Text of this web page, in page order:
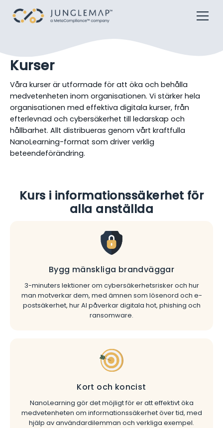
Kurser
Våra kurser är utformade för att öka och behålla
medvetenheten inom organisationen. Vi stärker hela
organisationen med effektiva digitala kurser, från
efterlevnad och cybersäkerhet till ledarskap och
hållbarhet. Allt distribueras genom vårt kraftfulla
NanoLearning-format som driver verklig
beteendeförändring.
Kurs i informationssäkerhet för
alla anställda
Bygg mänskliga brandväggar
3-minuters lektioner om cybersäkerhetsrisker och hur
man motverkar dem, med ämnen som lösenord och e-
postsäkerhet, hur AI påverkar digitala hot, phishing och
ransomware.
Kort och koncist
NanoLearning gör det möjligt för er att effektivt öka
medvetenheten om informationssäkerhet över tid, med
hjälp av användardilemman och verkliga exempel.